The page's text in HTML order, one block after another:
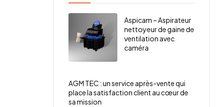
Aspicam – Aspirateur
nettoyeur de gaine de
ventilation avec
caméra
AGM TEC : un service après-vente qui
place la satisfaction client au cœur de
sa mission